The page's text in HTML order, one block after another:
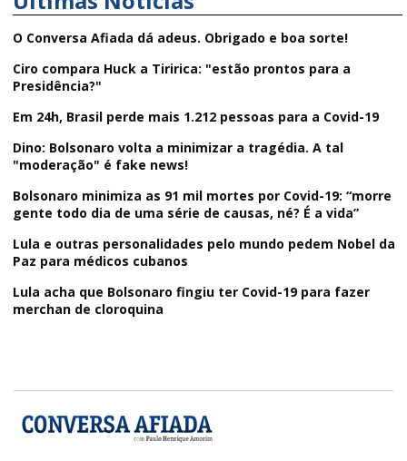
O Conversa Afiada dá adeus. Obrigado e boa sorte!
Ciro compara Huck a Tiririca: "estão prontos para a
Presidência?"
Em 24h, Brasil perde mais 1.212 pessoas para a Covid-19
Dino: Bolsonaro volta a minimizar a tragédia. A tal
"moderação" é fake news!
Bolsonaro minimiza as 91 mil mortes por Covid-19: “morre
gente todo dia de uma série de causas, né? É a vida”
Lula e outras personalidades pelo mundo pedem Nobel da
Paz para médicos cubanos
Lula acha que Bolsonaro fingiu ter Covid-19 para fazer
merchan de cloroquina